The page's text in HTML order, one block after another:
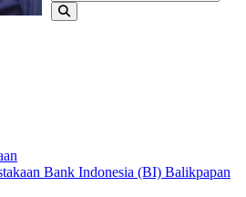
Bank Indonesia (BI) Balikpapan